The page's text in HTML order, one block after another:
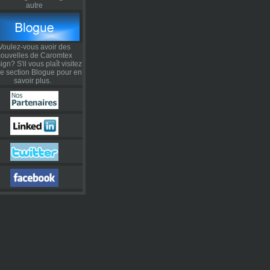
autre
vous avoir des
de Caromtex
S'il vous plaît visitez
section Blogue pour en
savoir plus.